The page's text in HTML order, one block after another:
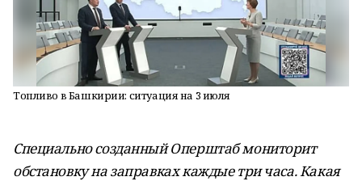
Топливо в Башкирии: ситуация на 3 июля
Специально созданный Оперштаб мониторит
обстановку на заправках каждые три часа. Какая